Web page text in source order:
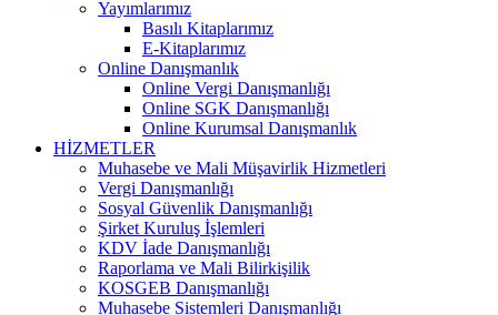
Yayımlarımız
Basılı Kitaplarımız
E-Kitaplarımız
Online Danışmanlık
Online Vergi Danışmanlığı
Online SGK Danışmanlığı
Online Kurumsal Danışmanlık
HİZMETLER
Muhasebe ve Mali Müşavirlik Hizmetleri
Vergi Danışmanlığı
Sosyal Güvenlik Danışmanlığı
Şirket Kuruluş İşlemleri
KDV İade Danışmanlığı
Raporlama ve Mali Bilirkişilik
KOSGEB Danışmanlığı
Muhasebe Sistemleri Danışmanlığı